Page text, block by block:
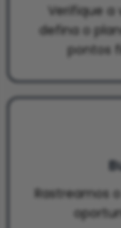
Verifique a
defina o
pontos
Rastreamos